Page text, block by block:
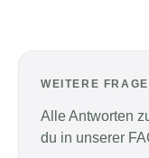
WEITERE
Alle Antworten
du in unserer